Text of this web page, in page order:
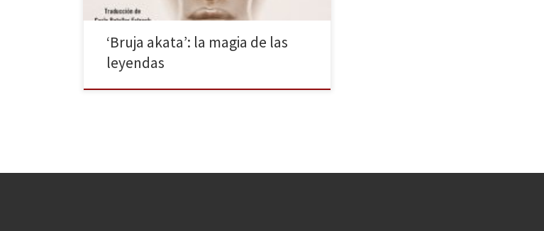
‘Bruja akata’: la magia de las
leyendas